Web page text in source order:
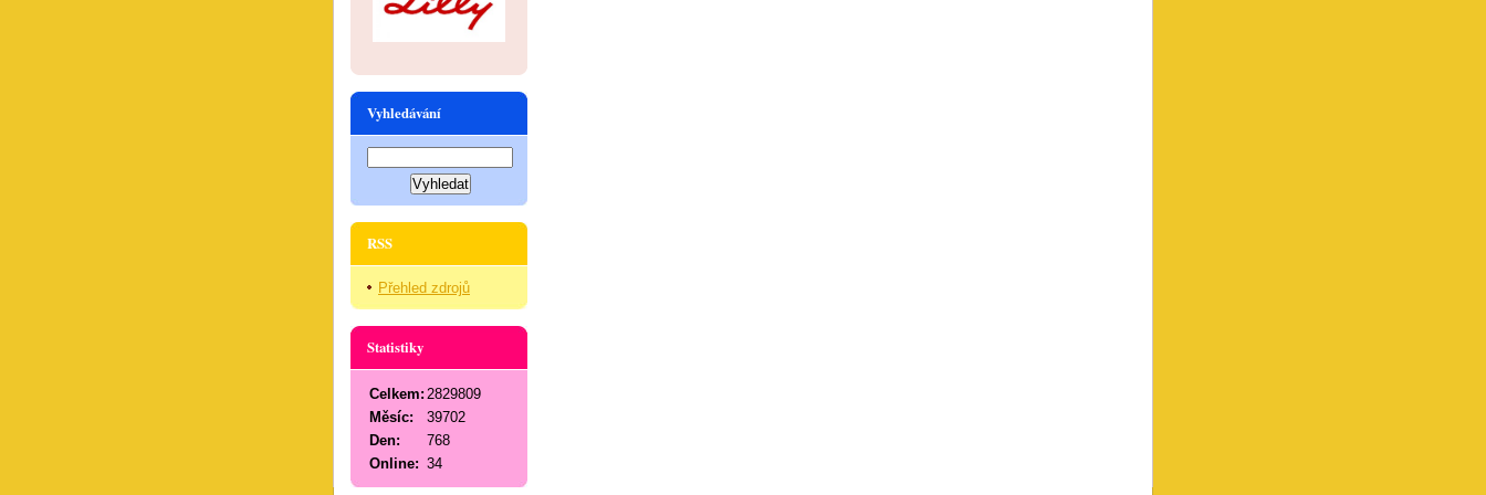
Vyhledávání
RSS
Přehled zdrojů
Statistiky
Online: 34
Celkem: 2829809
Měsíc:
39702
Den:
768